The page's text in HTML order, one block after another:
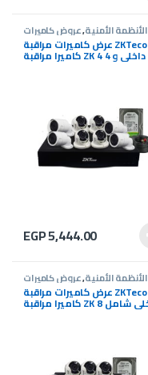
الأنظمة الأمنية,عروض كاميرات
المراقبة,كاميرات المراقبة
عرض كاميرات مراقبة ZKTeco 8
كاميرا مراقبة ZK 4 داخلى و 4
خارجي شامل التركيب
EGP5,444.00
الأنظمة الأمنية,عروض كاميرات
المراقبة,كاميرات المراقبة
عرض كاميرات مراقبة ZKTeco 8
كاميرا مراقبة ZK 8 داخلى شامل
التركيب